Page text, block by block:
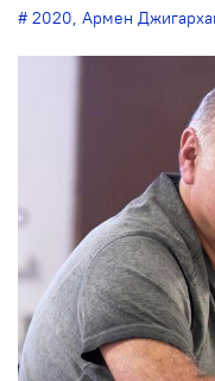
2020, Армен